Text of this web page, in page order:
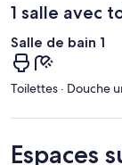
1 salle avec
Salle de bain 1
Toilettes · Douche
Espaces